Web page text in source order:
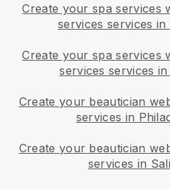
Create your spa services
services services
Create your spa services
services services
Create your beautician
services in
Create your beautician
services in